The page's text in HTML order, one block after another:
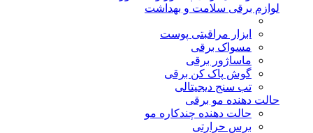
لوازم برقی سلامت و بهداشت
ابزار مراقبتی پوست
مسواک برقی
ماساژور برقی
گوش پاک کن برقی
تب سنج دیجیتالی
حالت دهنده مو برقی
حالت دهنده چندکاره مو
برس حرارتی